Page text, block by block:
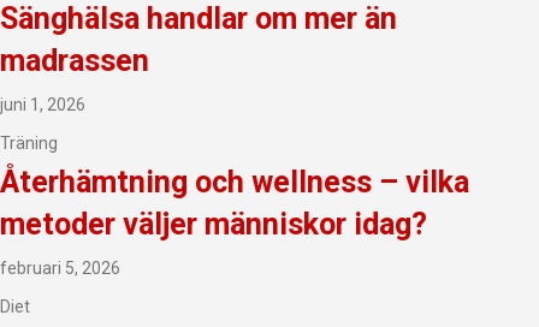
Sänghälsa handlar om mer än
madrassen
juni 1, 2026
Träning
Återhämtning och wellness – vilka
metoder väljer människor idag?
februari 5, 2026
Diet